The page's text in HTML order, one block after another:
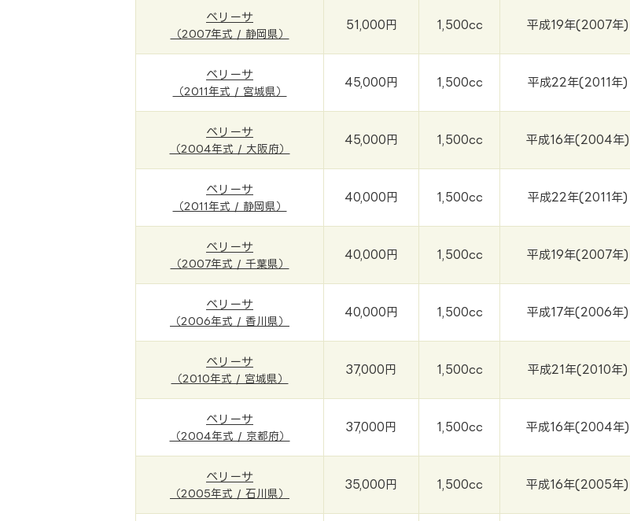
ベリーサ
（2007年式 / 静岡県）
51,000円 1,500cc 平成19年(2007年)
ベリーサ
（2011年式 / 宮城県）
45,000円 1,500cc 平成22年(2011年)
ベリーサ
（2004年式 / 大阪府）
45,000円 1,500cc 平成16年(2004年)
ベリーサ
（2011年式 / 静岡県）
40,000円 1,500cc 平成22年(2011年)
ベリーサ
（2007年式 / 千葉県）
40,000円 1,500cc 平成19年(2007年)
ベリーサ
（2006年式 / 香川県）
40,000円 1,500cc 平成17年(2006年)
ベリーサ
（2010年式 / 宮城県）
37,000円 1,500cc 平成21年(2010年)
ベリーサ
（2004年式 / 京都府）
37,000円 1,500cc 平成16年(2004年)
ベリーサ
（2005年式 / 石川県）
35,000円 1,500cc 平成16年(2005年)